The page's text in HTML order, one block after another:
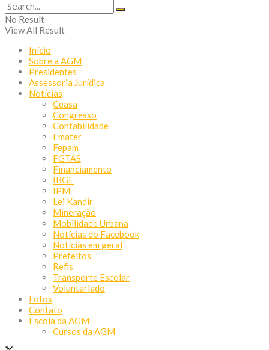
No Result
View All Result
Início
Sobre a AGM
Presidentes
Assessoria Jurídica
Notícias
Ceasa
Congresso
Contabilidade
Emater
Fepam
FGTAS
Financiamento
IBGE
IPM
Lei Kandir
Mineração
Mobilidade Urbana
Notícias do Facebook
Notícias em geral
Prefeitos
Refis
Transporte Escolar
Voluntariado
Fotos
Contato
Escola da AGM
Cursos da AGM